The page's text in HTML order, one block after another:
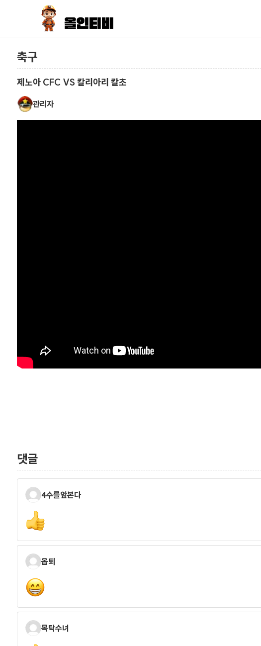
축구
제노아 CFC VS 칼리아리 칼초
관리자
댓글
4수를앞본다
옵퇴
목탁수녀